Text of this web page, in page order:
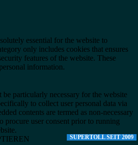
SUPERTOLL SEIT 2009
essential for the website to
only includes cookies that ensures
features of the website. These
information.
particularly necessary for the website
to collect user personal data via
contents are termed as non-necessary
procure user consent prior to running